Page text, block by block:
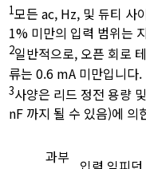
1모든 ac, Hz, 및 듀티 사
1% 미만의 입력 범위는
2일반적으로, 오픈 회로
류는 0.6 mA 미만입니다.
3사양은 리드 정전 용량
nF 까지 될 수 있음)에 의
과부